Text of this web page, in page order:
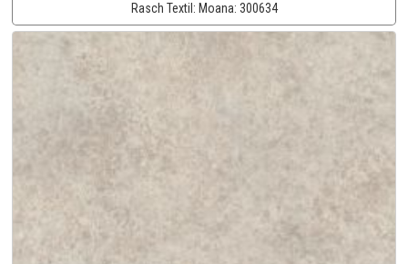
Rasch Textil: Moana: 300634